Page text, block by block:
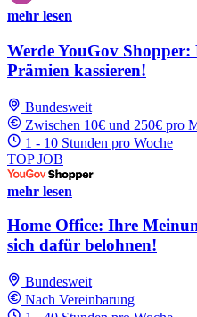
mehr lesen
Werde YouGov
Prämien kassieren!
Bundesweit
Zwischen 10€ und 250€ pro
1 - 10 Stunden pro Woche
TOP JOB
mehr lesen
Home Office: Ihre
sich dafür belohnen!
Bundesweit
Nach Vereinbarung